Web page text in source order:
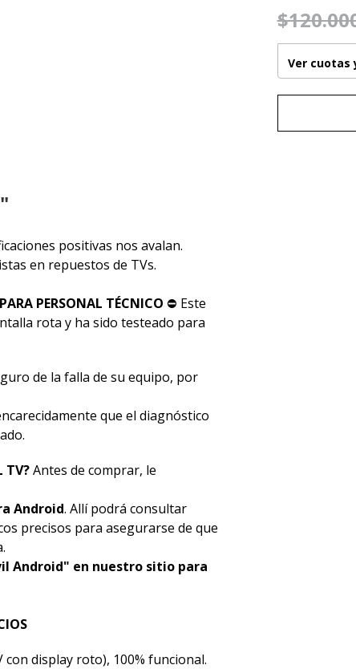
positivas nos avalan.
en repuestos de TVs.
PERSONAL TÉCNICO ⛔ Este
rota y ha sido testeado para
de la falla de su equipo, por
que el diagnóstico
TV?Antes de comprar, le
Android. Allí podrá consultar
precisos para asegurarse de que
Android" en nuestro sitio para
display roto), 100% funcional.
Ver cuotas